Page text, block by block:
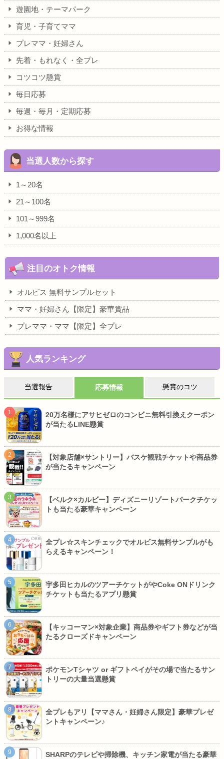
遊園地・テーマパーク
育児・子育てママ
プレママ・妊婦さん
先着・もれなく・全プレ
コツコツ懸賞
毎日応募
毎週・毎月・定期応募
お得な情報
当選人数から探す
1～20名
21～100名
101～999名
1,000名以上
注目のオトク情報
オルビス 無料サンプルセット
ママ・妊婦さん【限定】豪華賞品
プレママ・ママ【限定】全プレ
人気ランキング
当選報告 応募情報 懸賞のコツ
20万名様にアサヒゼロのコンビニ無料引換えクーポン
が当たるLINE懸賞
【対象店舗×サントリー】バスケ観戦チケットや商品券
が当たるキャンペーン
【ベルク×カルビー】ディズニーリゾートパークチケッ
トも当たる豪華キャンペーン
全プレ☆スキンチェックでオルビス無料サンプルがも
らえるキャンペーン！
宇多田ヒカルのツアーチケットがやCoke ONドリンク
チケットも当たるアプリ懸賞
【キッコーマン×対象企業】商品券やギフト券などが当
たるクローズドキャンペーン
ポケモンTシャツ or ギフトペイがその場で当たるサン
トリーの大量当選懸賞
全プレもアリ【ママさん・妊婦さん限定】豪華プレゼ
ントキャンペーン♪
SHARPのテレビや掃除機、キッチン家電が当たる豪華